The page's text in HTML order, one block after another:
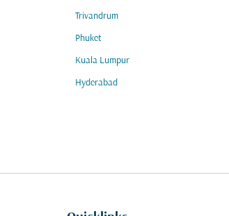
Trivandrum
Phuket
Kuala Lumpur
Hyderabad